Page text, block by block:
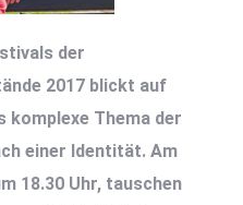
der
2017 blickt auf
komplexe Thema der
einer Identität. Am
18.30 Uhr, tauschen